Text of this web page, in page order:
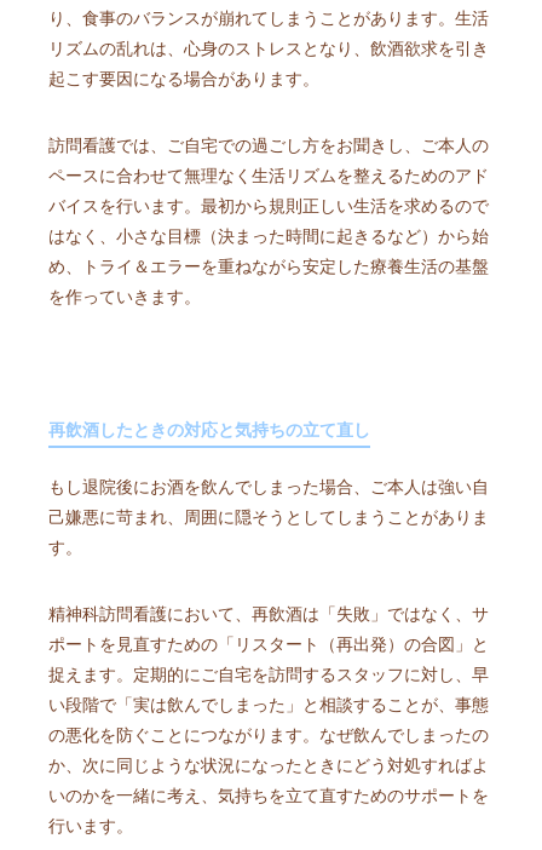
り、食事のバランスが崩れてしまうことがあります。生活
リズムの乱れは、心身のストレスとなり、飲酒欲求を引き
起こす要因になる場合があります。
訪問看護では、ご自宅での過ごし方をお聞きし、ご本人の
ペースに合わせて無理なく生活リズムを整えるためのアド
バイスを行います。最初から規則正しい生活を求めるので
はなく、小さな目標（決まった時間に起きるなど）から始
め、トライ＆エラーを重ねながら安定した療養生活の基盤
を作っていきます。
再飲酒したときの対応と気持ちの立て直し
もし退院後にお酒を飲んでしまった場合、ご本人は強い自
己嫌悪に苛まれ、周囲に隠そうとしてしまうことがありま
す。
精神科訪問看護において、再飲酒は「失敗」ではなく、サ
ポートを見直すための「リスタート（再出発）の合図」と
捉えます。定期的にご自宅を訪問するスタッフに対し、早
い段階で「実は飲んでしまった」と相談することが、事態
の悪化を防ぐことにつながります。なぜ飲んでしまったの
か、次に同じような状況になったときにどう対処すればよ
いのかを一緒に考え、気持ちを立て直すためのサポートを
行います。